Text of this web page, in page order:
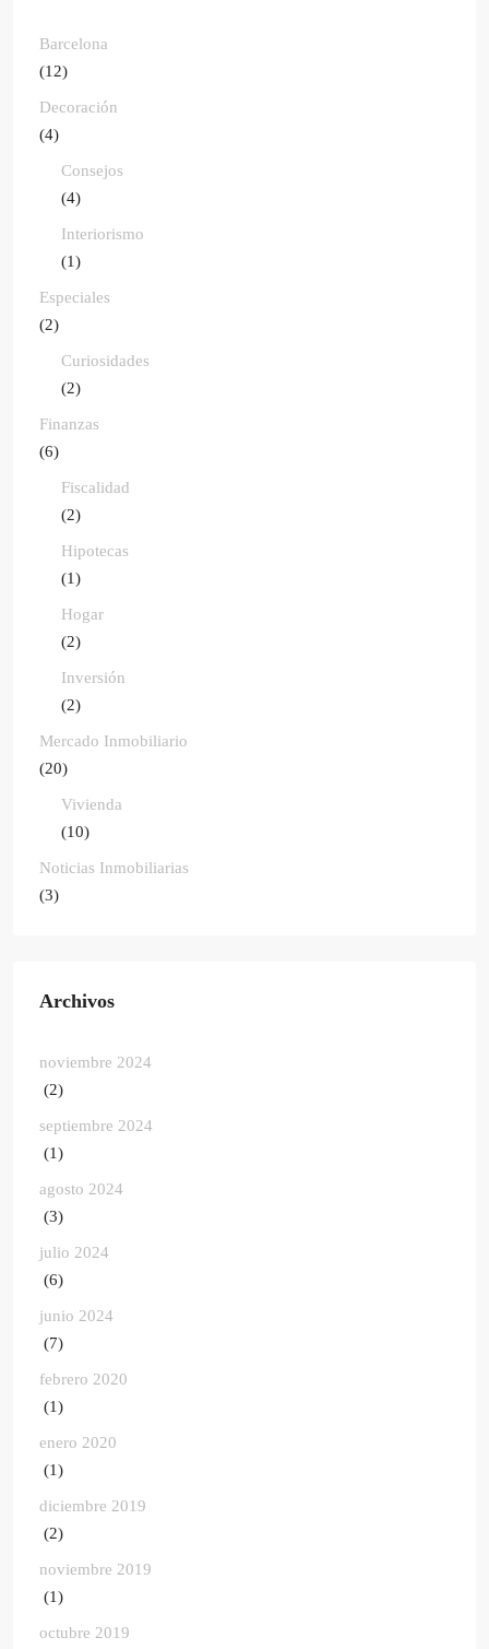
Barcelona
(12)
Decoración
(4)
Consejos
(4)
Interiorismo
(1)
Especiales
(2)
Curiosidades
(2)
Finanzas
(6)
Fiscalidad
(2)
Hipotecas
(1)
Hogar
(2)
Inversión
(2)
Mercado Inmobiliario
(20)
Vivienda
(10)
Noticias Inmobiliarias
(3)
Archivos
noviembre 2024
(2)
septiembre 2024
(1)
agosto 2024
(3)
julio 2024
(6)
junio 2024
(7)
febrero 2020
(1)
enero 2020
(1)
diciembre 2019
(2)
noviembre 2019
(1)
octubre 2019